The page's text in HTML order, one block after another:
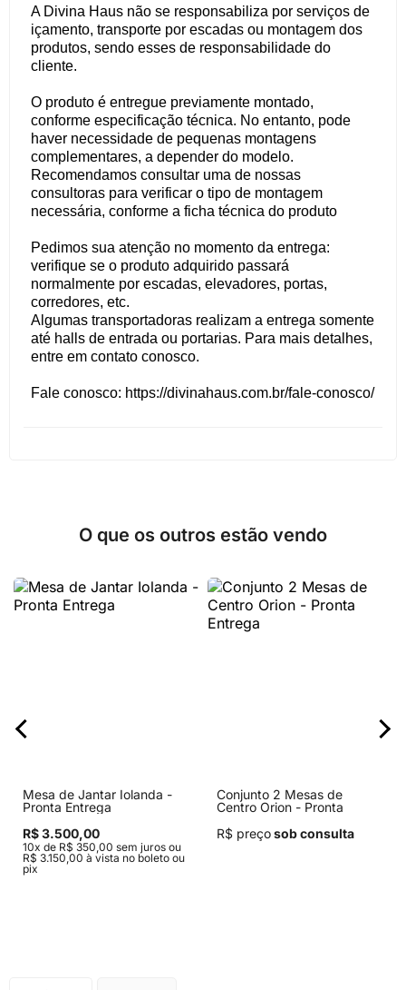
A Divina Haus não se responsabiliza por serviços de
içamento, transporte por escadas ou montagem dos
produtos, sendo esses de responsabilidade do
cliente.
O produto é entregue previamente montado,
conforme especificação técnica. No entanto, pode
haver necessidade de pequenas montagens
complementares, a depender do modelo.
Recomendamos consultar uma de nossas
consultoras para verificar o tipo de montagem
necessária, conforme a ficha técnica do produto
Pedimos sua atenção no momento da entrega:
verifique se o produto adquirido passará
normalmente por escadas, elevadores, portas,
corredores, etc.
Algumas transportadoras realizam a entrega somente
até halls de entrada ou portarias. Para mais detalhes,
entre em contato conosco.
Fale conosco: https://divinahaus.com.br/fale-conosco/
O que os outros estão vendo
Mesa de Jantar Iolanda -
Pronta Entrega
R$ 3.500,00
10x de R$ 350,00 sem juros ou
R$ 3.150,00 à vista no boleto ou
pix
Conjunto 2 Mesas de
Centro Orion - Pronta
R$ preçosob consulta